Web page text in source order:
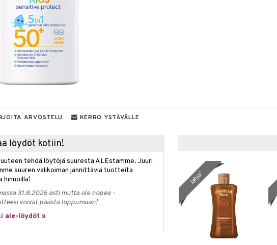
ARVOSTELU KERRO YSTÄVÄLLE
löydöt kotiin!
tehdä löytöjä suuresta ALEstamme. Juuri
suuren valikoiman jännittäviä tuotteita
hinnoilla!
31.8.2026 asti mutta ole nopea -
voivat päästä loppumaan!
ale-löydöt »
lahja!